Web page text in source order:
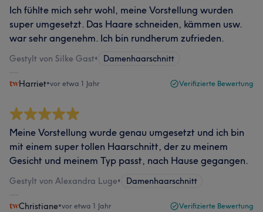
Ich fühlte mich sehr wohl, meine Vorstellung wurden
super umgesetzt. Das Haare schneiden, kämmen usw.
war sehr angenehm. Ich bin rundherum zufrieden.
Gestylt von Silke Gast• Damenhaarschnitt
Harriet•vor etwa 1 Jahr Verifizierte Bewertung
Meine Vorstellung wurde genau umgesetzt und ich bin
mit einem super tollen Haarschnitt, der zu meinem
Gesicht und meinem Typ passt, nach Hause gegangen.
Gestylt von Alexandra Luge• Damenhaarschnitt
Christiane•vor etwa 1 Jahr Verifizierte Bewertung